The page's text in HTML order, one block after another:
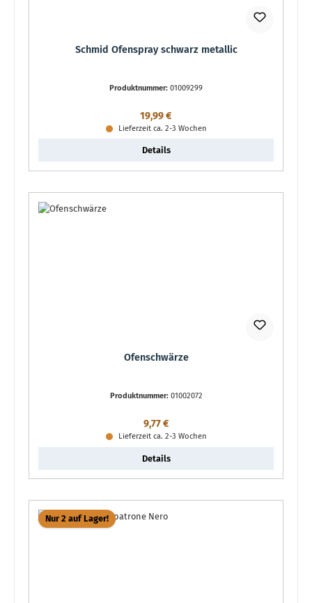
Schmid Ofenspray schwarz metallic
Produktnummer: 01009299
Regulärer Preis:
19,99 €
Lieferzeit ca. 2-3 Wochen
Details
Ofenschwärze
Produktnummer: 01002072
Regulärer Preis:
9,77 €
Lieferzeit ca. 2-3 Wochen
Details
Nur 2 auf Lager!